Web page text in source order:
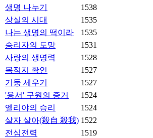
생명 나누기
1538
상실의 시대
1535
나는 생명의 떡이라
1535
승리자의 도망
1531
사랑의 생명력
1528
목적지 확인
1527
기둥 세우기
1527
'용서' 구원의 증거
1524
엘리야의 승리
1524
살자 살아(殺自 殺我) 1522
전심전력
1519